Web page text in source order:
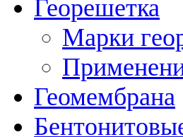
Георешетка
Марки
Геомембрана